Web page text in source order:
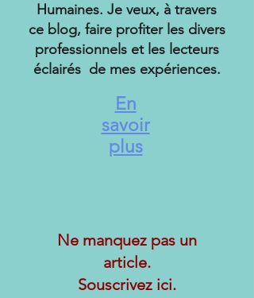
Humaines. Je veux, à travers
ce blog, faire profiter les divers
professionnels et les lecteurs
éclairés de mes expériences.
En
savoir
plus
Ne manquez pas un
article.
Souscrivez ici.